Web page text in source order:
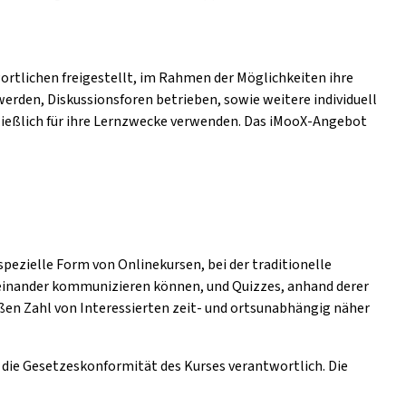
freigestellt, im Rahmen der Möglichkeiten ihre
Diskussionsforen betrieben, sowie weitere individuell
für ihre Lernzwecke verwenden. Das iMooX-Angebot
Form von Onlinekursen, bei der traditionelle
kommunizieren können, und Quizzes, anhand derer
Zahl von Interessierten zeit- und ortsunabhängig näher
Gesetzeskonformität des Kurses verantwortlich. Die